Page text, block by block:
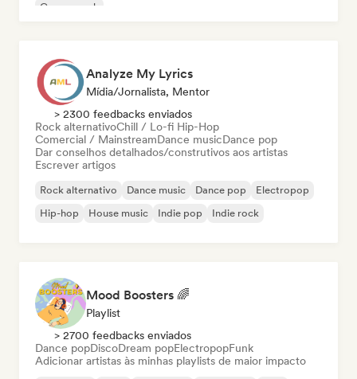
Garage rock
Analyze My Lyrics
Mídia/Jornalista, Mentor
> 2300 feedbacks enviados
Rock alternativoChill / Lo-fi Hip-Hop
Comercial / MainstreamDance musicDance pop
Dar conselhos detalhados/construtivos aos artistas
Escrever artigos
Rock alternativo Dance music Dance pop
Electropop
Hip-hop
House music Indie pop Indie rock
Mood Boosters 🌈
Playlist
> 2700 feedbacks enviados
Dance popDiscoDream popElectropopFunk
Adicionar artistas às minhas playlists de maior impacto